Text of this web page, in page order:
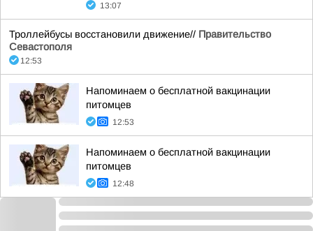
13:07
Троллейбусы восстановили движение// Правительство
Севастополя
12:53
Напоминаем о бесплатной вакцинации
питомцев
12:53
Напоминаем о бесплатной вакцинации
питомцев
12:48